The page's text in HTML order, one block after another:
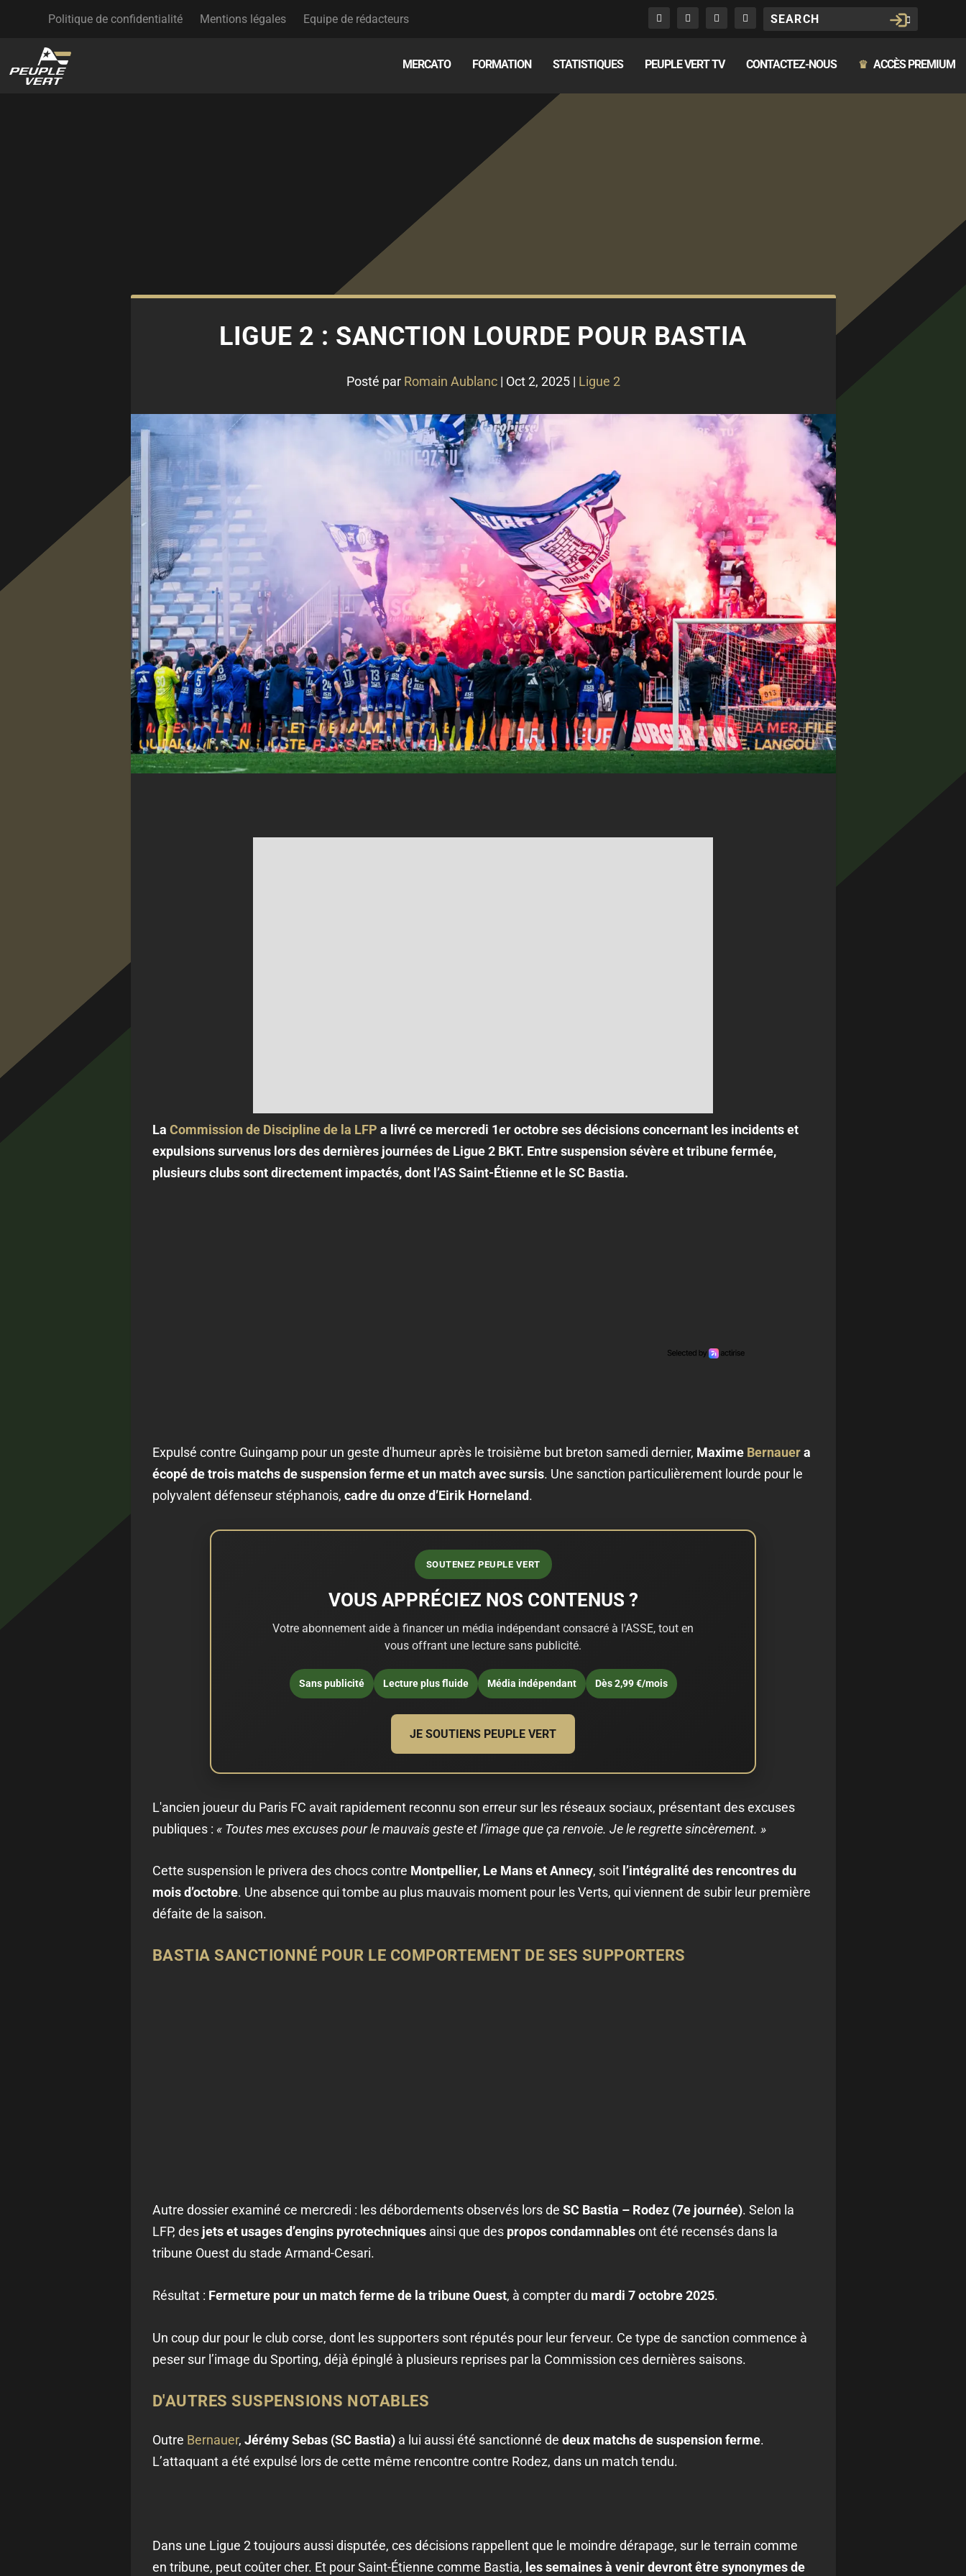
Politique de confidentialité Mentions légales Equipe de rédacteurs
MERCATO FORMATION STATISTIQUES PEUPLE VERT TV CONTACTEZ-NOUS ♛ ACCÈS PREMIUM
LIGUE 2 : SANCTION LOURDE POUR BASTIA
Posté par Romain Aublanc| Oct 2, 2025| Ligue 2
La Commission de Discipline de la LFP a livré ce mercredi 1er octobre ses décisions concernant les incidents et
expulsions survenus lors des dernières journées de Ligue 2 BKT. Entre suspension sévère et tribune fermée,
plusieurs clubs sont directement impactés, dont l’AS Saint-Étienne et le SC Bastia.
Expulsé contre Guingamp pour un geste d'humeur après le troisième but breton samedi dernier, Maxime Bernauera
écopé de trois matchs de suspension ferme et un match avec sursis. Une sanction particulièrement lourde pour le
polyvalent défenseur stéphanois, cadre du onze d’Eirik Horneland.
SOUTENEZ PEUPLE VERT
VOUS APPRÉCIEZ NOS CONTENUS ?
Votre abonnement aide à financer un média indépendant consacré à l'ASSE, tout en
vous offrant une lecture sans publicité.
Sans publicité Lecture plus fluide Média indépendant Dès 2,99 €/mois
JE SOUTIENS PEUPLE VERT
L'ancien joueur du Paris FC avait rapidement reconnu son erreur sur les réseaux sociaux, présentant des excuses
publiques : « Toutes mes excuses pour le mauvais geste et l'image que ça renvoie. Je le regrette sincèrement. »
Cette suspension le privera des chocs contre Montpellier, Le Mans et Annecy, soit l’intégralité des rencontres du
mois d’octobre. Une absence qui tombe au plus mauvais moment pour les Verts, qui viennent de subir leur première
défaite de la saison.
BASTIA SANCTIONNÉ POUR LE COMPORTEMENT DE SES SUPPORTERS
Autre dossier examiné ce mercredi : les débordements observés lors de SC Bastia – Rodez (7e journée). Selon la
LFP, des jets et usages d’engins pyrotechniquesainsi que des propos condamnablesont été recensés dans la
tribune Ouest du stade Armand-Cesari.
Résultat : Fermeture pour un match ferme de la tribune Ouest, à compter du mardi 7 octobre 2025.
Un coup dur pour le club corse, dont les supporters sont réputés pour leur ferveur. Ce type de sanction commence à
peser sur l’image du Sporting, déjà épinglé à plusieurs reprises par la Commission ces dernières saisons.
D'AUTRES SUSPENSIONS NOTABLES
Outre Bernauer, Jérémy Sebas (SC Bastia)a lui aussi été sanctionné de deux matchs de suspension ferme.
L’attaquant a été expulsé lors de cette même rencontre contre Rodez, dans un match tendu.
Dans une Ligue 2 toujours aussi disputée, ces décisions rappellent que le moindre dérapage, sur le terrain comme
en tribune, peut coûter cher. Et pour Saint-Étienne comme Bastia, les semaines à venir devront être synonymes de